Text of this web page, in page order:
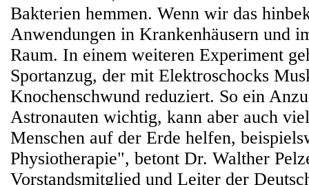
Bakterien hemmen. Wenn wir das
Anwendungen in Krankenhäusern und
Raum. In einem weiteren Experiment
Sportanzug, der mit Elektroschocks
Knochenschwund reduziert. So ein
Astronauten wichtig, kann aber auch
Menschen auf der Erde helfen,
Physiotherapie", betont Dr. Walther
Vorstandsmitglied und Leiter der